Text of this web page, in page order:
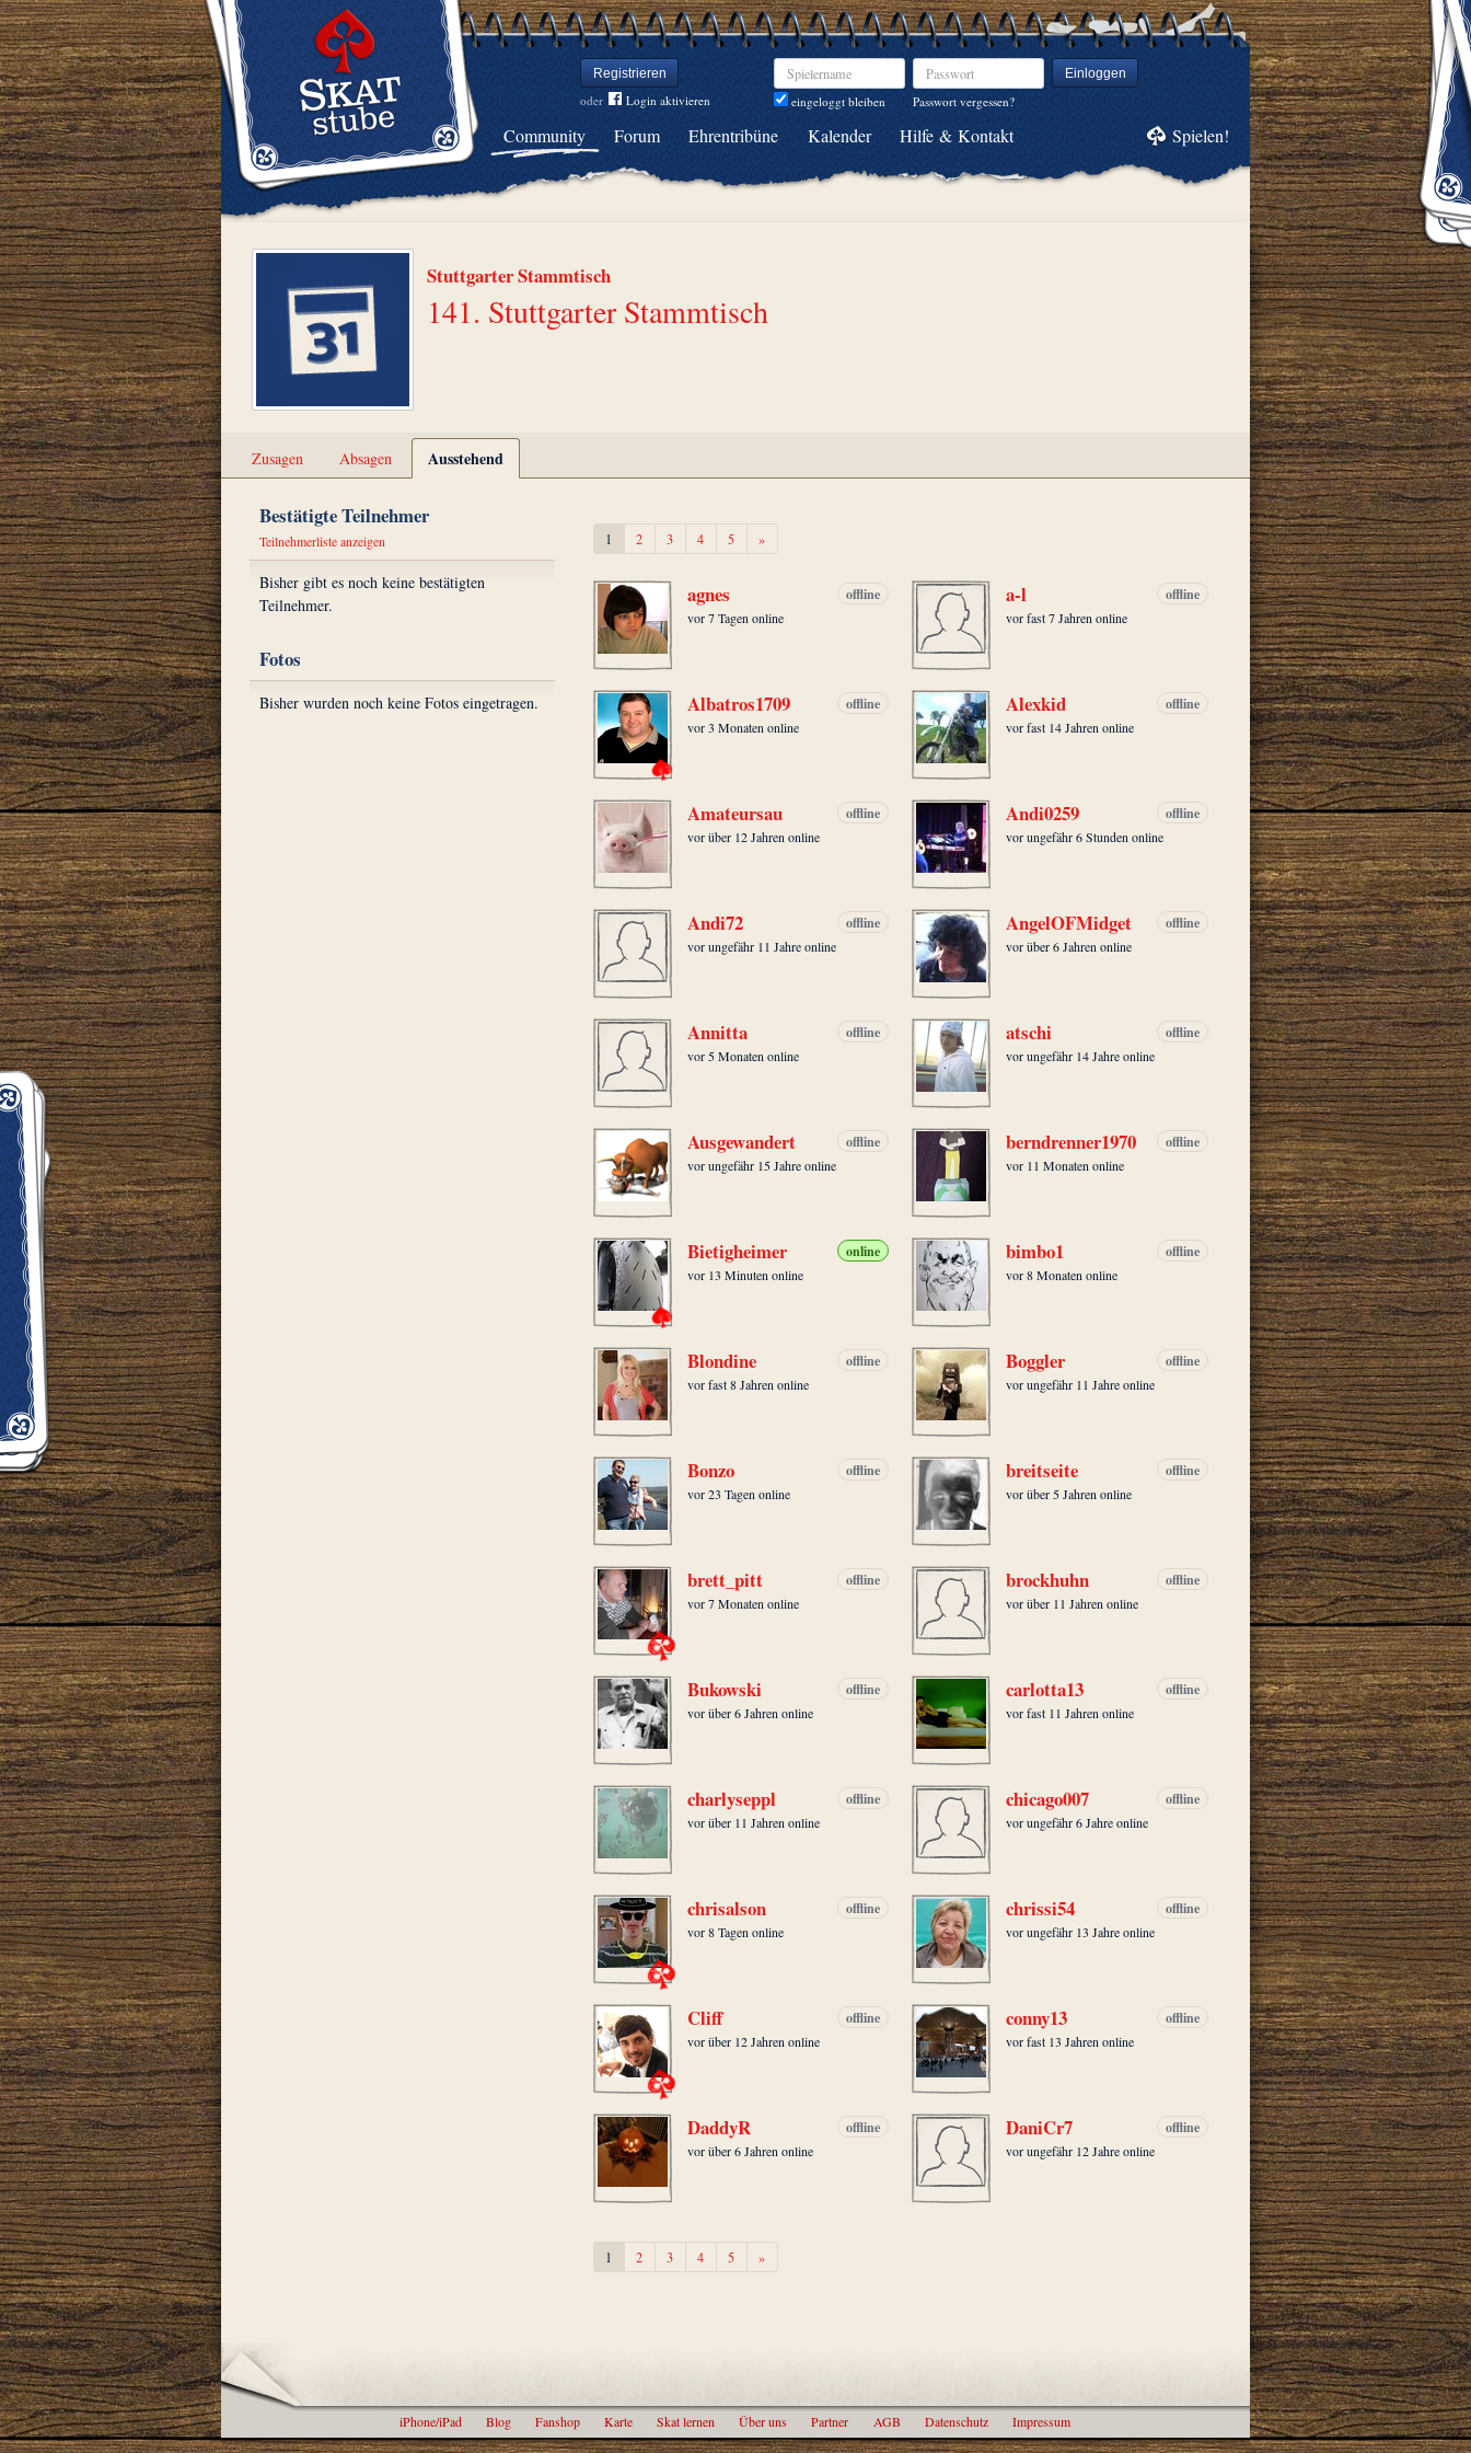
Registrieren
oder Login aktivieren
Spielername
eingeloggt bleiben
Passwort Einloggen
Passwort vergessen?
Community Forum Ehrentribüne Kalender Hilfe & Kontakt Spielen!
Stuttgarter Stammtisch
141. Stuttgarter Stammtisch
Zusagen Absagen Ausstehend
Bestätigte Teilnehmer
Teilnehmerliste anzeigen
Bisher gibt es noch keine bestätigten
Teilnehmer.
Fotos
Bisher wurden noch keine Fotos eingetragen.
1 2 3 4 5 »Weiter
agnes offline
vor 7 Tagen online
a-l offline
vor fast 7 Jahren online
Albatros1709 offline
vor 3 Monaten online
Alexkid offline
vor fast 14 Jahren online
Amateursau offline
vor über 12 Jahren online
Andi0259 offline
vor ungefähr 6 Stunden online
Andi72 offline
vor ungefähr 11 Jahre online
AngelOFMidget offline
vor über 6 Jahren online
Annitta offline
vor 5 Monaten online
atschi offline
vor ungefähr 14 Jahre online
Ausgewandert offline
vor ungefähr 15 Jahre online
berndrenner1970 offline
vor 11 Monaten online
Bietigheimer online
vor 13 Minuten online
bimbo1 offline
vor 8 Monaten online
Blondine offline
vor fast 8 Jahren online
Boggler offline
vor ungefähr 11 Jahre online
Bonzo offline
vor 23 Tagen online
breitseite offline
vor über 5 Jahren online
brett_pitt offline
vor 7 Monaten online
brockhuhn offline
vor über 11 Jahren online
Bukowski offline
vor über 6 Jahren online
carlotta13 offline
vor fast 11 Jahren online
charlyseppl offline
vor über 11 Jahren online
chicago007 offline
vor ungefähr 6 Jahre online
chrisalson offline
vor 8 Tagen online
chrissi54 offline
vor ungefähr 13 Jahre online
Cliff offline
vor über 12 Jahren online
conny13 offline
vor fast 13 Jahren online
DaddyR offline
vor über 6 Jahren online
DaniCr7 offline
vor ungefähr 12 Jahre online
1 2 3 4 5 »Weiter
iPhone/iPad Blog Fanshop Karte Skat lernen Über uns Partner AGB Datenschutz Impressum